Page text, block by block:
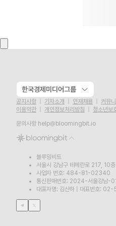
한국경제미디어그룹
공지사항 기자소개 인재채용
커뮤
이용약관
개인정보처리방침 청소년보
문의사항 help@bloomingbit.io
블루밍비트
서울시 강남구 테헤란로 217, 10층
사업자 번호: 484-81-02340
통신판매번호: 2024-서울강남-
대표자명: 김산하
대표번호: